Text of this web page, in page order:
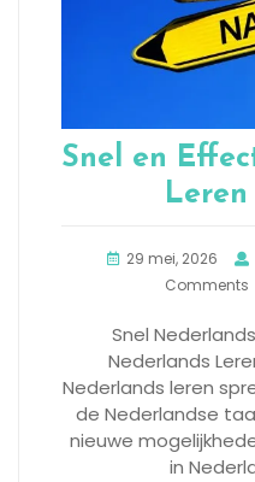
Snel en
Leren
29 mei, 2026
Comments
Snel
Nederlands
Nederlands leren
de Nederlandse
nieuwe
in